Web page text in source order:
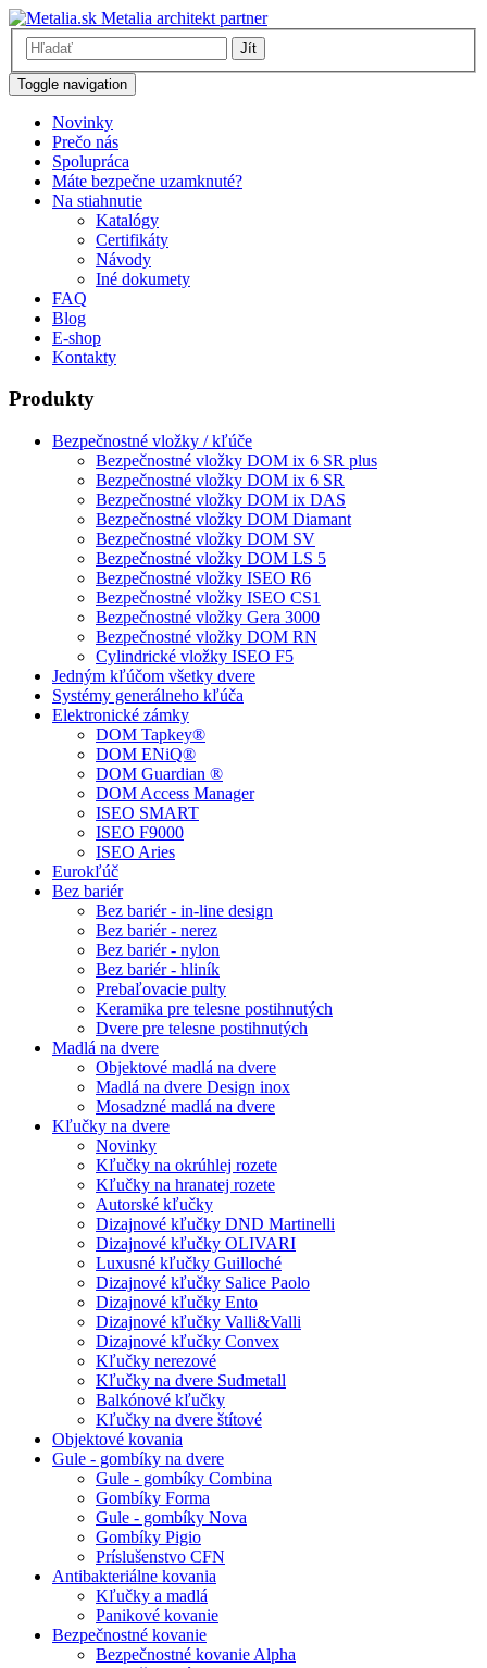
Metalia architekt partner
Jít
Toggle navigation
Novinky
Prečo nás
Spolupráca
Máte bezpečne uzamknuté?
Na stiahnutie
Katalógy
Certifikáty
Návody
Iné dokumety
FAQ
Blog
E-shop
Kontakty
Produkty
Bezpečnostné vložky / kľúče
Bezpečnostné vložky DOM ix 6 SR plus
Bezpečnostné vložky DOM ix 6 SR
Bezpečnostné vložky DOM ix DAS
Bezpečnostné vložky DOM Diamant
Bezpečnostné vložky DOM SV
Bezpečnostné vložky DOM LS 5
Bezpečnostné vložky ISEO R6
Bezpečnostné vložky ISEO CS1
Bezpečnostné vložky Gera 3000
Bezpečnostné vložky DOM RN
Cylindrické vložky ISEO F5
Jedným kľúčom všetky dvere
Systémy generálneho kľúča
Elektronické zámky
DOM Tapkey®
DOM ENiQ®
DOM Guardian ®
DOM Access Manager
ISEO SMART
ISEO F9000
ISEO Aries
Eurokľúč
Bez bariér
Bez bariér - in-line design
Bez bariér - nerez
Bez bariér - nylon
Bez bariér - hliník
Prebaľovacie pulty
Keramika pre telesne postihnutých
Dvere pre telesne postihnutých
Madlá na dvere
Objektové madlá na dvere
Madlá na dvere Design inox
Mosadzné madlá na dvere
Kľučky na dvere
Novinky
Kľučky na okrúhlej rozete
Kľučky na hranatej rozete
Autorské kľučky
Dizajnové kľučky DND Martinelli
Dizajnové kľučky OLIVARI
Luxusné kľučky Guilloché
Dizajnové kľučky Salice Paolo
Dizajnové kľučky Ento
Dizajnové kľučky Valli&Valli
Dizajnové kľučky Convex
Kľučky nerezové
Kľučky na dvere Sudmetall
Balkónové kľučky
Kľučky na dvere štítové
Objektové kovania
Gule - gombíky na dvere
Gule - gombíky Combina
Gombíky Forma
Gule - gombíky Nova
Gombíky Pigio
Príslušenstvo CFN
Antibakteriálne kovania
Kľučky a madlá
Panikové kovanie
Bezpečnostné kovanie
Bezpečnostné kovanie Alpha